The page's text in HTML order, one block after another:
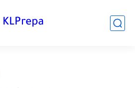
KLPrepa